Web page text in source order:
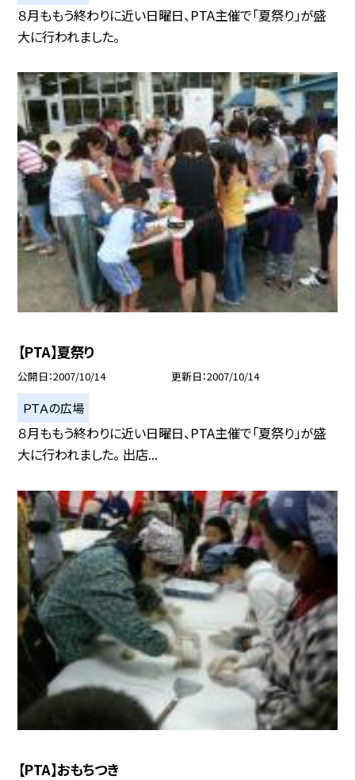
８月ももう終わりに近い日曜日、PTA主催で「夏祭り」が盛
大に行われました。
【PTA】夏祭り
公開日 2007/10/14 更新日 2007/10/14
ＰＴＡの広場
８月ももう終わりに近い日曜日、PTA主催で「夏祭り」が盛
大に行われました。 出店...
【PTA】おもちつき